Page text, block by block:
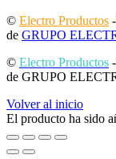
© Electro Productos
de GRUPO
© Electro Productos
de GRUPO
Volver al inicio
El producto ha sido